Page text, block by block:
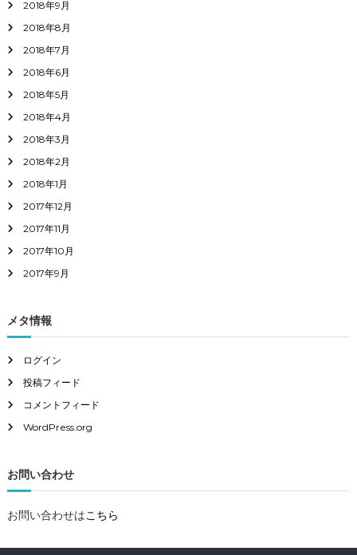
2018年9月
2018年8月
2018年7月
2018年6月
2018年5月
2018年4月
2018年3月
2018年2月
2018年1月
2017年12月
2017年11月
2017年10月
2017年9月
メタ情報
ログイン
投稿フィード
コメントフィード
WordPress.org
お問い合わせ
お問い合わせはこちら